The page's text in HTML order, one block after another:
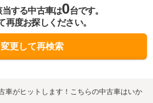
する中古車は0台です。
再度お探しください。
更して再検索
車がヒットします！こちらの中古車はいか